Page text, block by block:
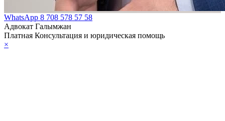
WhatsApp 8 708 578 57 58
Адвокат Галымжан
Платная Консультация и юридическая помощь
×